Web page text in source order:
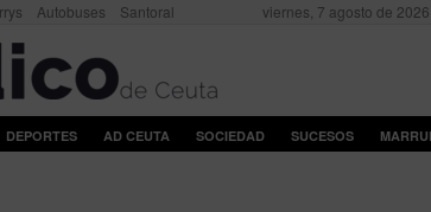
Autobuses Santoral viernes, 7 agosto de 2026
DEPORTES AD CEUTA SOCIEDAD SUCESOS